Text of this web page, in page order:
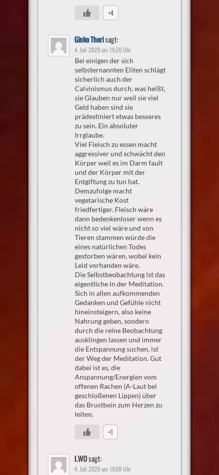
+4
Ginko Thorisagt:
4. Juli 2020 um 19:20 Uhr
Bei einigen der sich
selbsternannten Eliten schlägt
sicherlich auch der
Calvinismus durch, was heißt,
sie Glauben nur weil sie viel
Geld haben sind sie
prädestiniert etwas besseres
zu sein. Ein absoluter
Irrglaube.
Viel Fleisch zu essen macht
aggressiver und schwächt den
Körper weil es im Darm fault
und der Körper mit der
Entgiftung zu tun hat.
Demzufolge macht
vegetarische Kost
friedfertiger. Fleisch wäre
dann bedenkenloser wenn es
nicht so viel wäre und von
Tieren stammen würde die
eines natürlichen Todes
gestorben wären, wobei kein
Leid vorhanden wäre.
Die Selbstbeobachtung ist das
eigentliche in der Meditation.
Sich in allen aufkommenden
Gedanken und Gefühle nicht
hineinsteigern, also keine
Nahrung geben, sondern
durch die reine Beobachtung
ausklingen lassen und immer
die Entspannung suchen, ist
der Weg der Meditation. Gut
dabei ist es, die
Anspannung/Energien vom
offenen Rachen (A-Laut bei
geschloßenen Lippen) über
das Brustbein zum Herzen zu
leiten.
+1
I.WOsagt:
4. Juli 2020 um 19:09 Uhr